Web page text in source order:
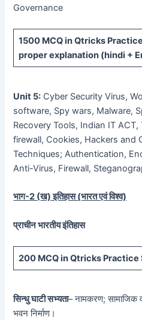
Governance
1500 MCQin Qtricks
proper explanation (hindi +
Unit 5: Cyber Security Virus,
software, Spy wars, Malware,
Recovery Tools, Indian IT
firewall, Cookies, Hackers and
Techniques; Authentication,
Anti-Virus, Firewall,
भाग-2 (ख) इतिहास (भारत एवं विश्व)
प्राचीन भारतीय इंतिहास
200 MCQin Qtricks Practice
सिन्धु घाटी सभ्यता– नामकरण; सामाजिक
भवन निर्माण।